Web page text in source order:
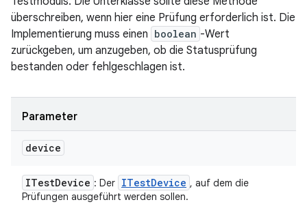
überschreiben, wenn hier eine Prüfung erforderlich ist. Die
Implementierung muss einen boolean -Wert
zurückgeben, um anzugeben, ob die Statusprüfung
bestanden oder fehlgeschlagen ist.
Parameter
device
ITestDevice : Der ITestDevice , auf dem die
Prüfungen ausgeführt werden sollen.